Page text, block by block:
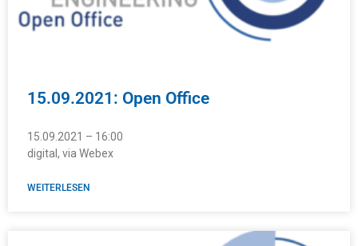
15.09.2021: Open Office
15.09.2021 – 16:00
digital, via Webex
WEITERLESEN